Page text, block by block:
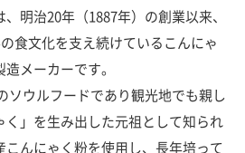
明治20年（1887年）の創業以来、
食文化を支え続けているこんにゃ
メーカーです。
ソウルフードであり観光地でも親し
く」を生み出した元祖として知られ
んにゃく粉を使用し、長年培って